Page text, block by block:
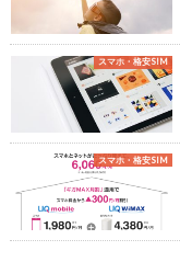
スマホ・格安SIM
スマホ・格安SIM